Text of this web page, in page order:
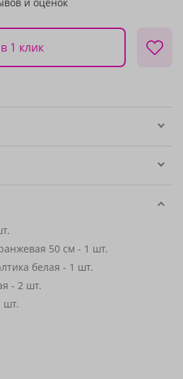
1 клик
50 см - 1 шт.
белая - 1 шт.
- 2 шт.
шт.